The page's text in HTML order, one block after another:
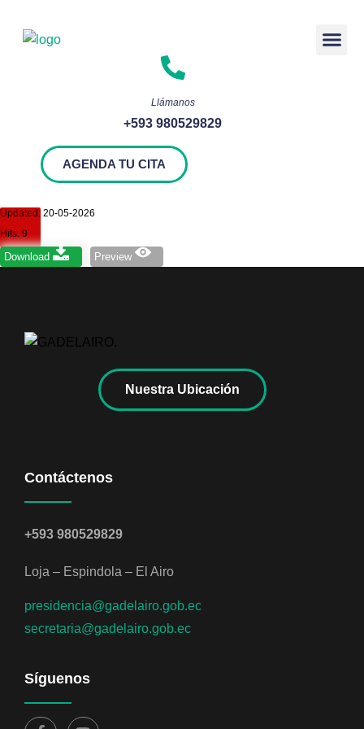
Llámanos
+593 980529829
AGENDA TU CITA
Updated: 20-05-2026
Hits: 9
Download Preview
Nuestra Ubicación
Contáctenos
+593 980529829
Loja – Espindola – El Airo
presidencia@gadelairo.gob.ec
secretaria@gadelairo.gob.ec
Síguenos